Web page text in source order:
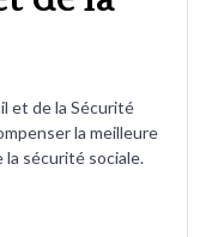
et de la Sécurité
la meilleure
sécurité sociale.